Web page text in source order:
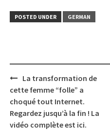
POSTED UNDER GERMAN
Post
navigation
La transformation de
cette femme “folle” a
choqué tout Internet.
Regardez jusqu’à la fin ! La
vidéo complète est ici.